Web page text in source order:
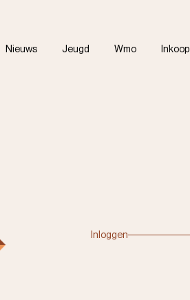
Nieuws Jeugd Wmo Inkoop
Inloggen